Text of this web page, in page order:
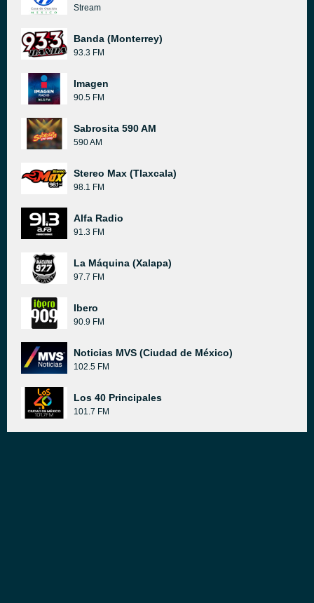
Stream
Banda (Monterrey)
93.3 FM
Imagen
90.5 FM
Sabrosita 590 AM
590 AM
Stereo Max (Tlaxcala)
98.1 FM
Alfa Radio
91.3 FM
La Máquina (Xalapa)
97.7 FM
Ibero
90.9 FM
Noticias MVS (Ciudad de México)
102.5 FM
Los 40 Principales
101.7 FM